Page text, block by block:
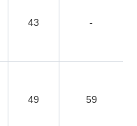
43 -
49 59